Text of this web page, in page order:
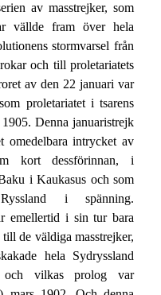
av masstrejker, som
vällde fram över hela
stormvarsel från
och till proletariatets
av den 22 januari var
proletariatet i tsarens
Denna januaristrejk
omedelbara intrycket av
kort dessförinnan, i
i Kaukasus och som
i spänning.
emellertid i sin tur bara
de väldiga masstrejker,
hela Sydryssland
vilkas prolog var